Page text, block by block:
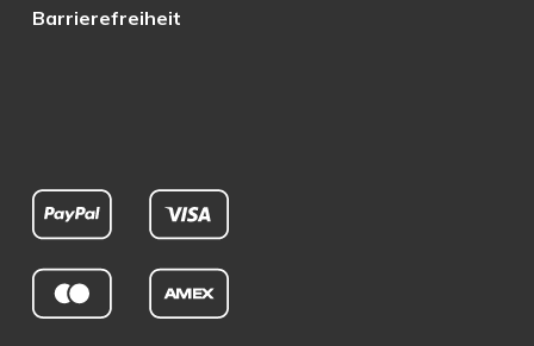
Barrierefreiheit